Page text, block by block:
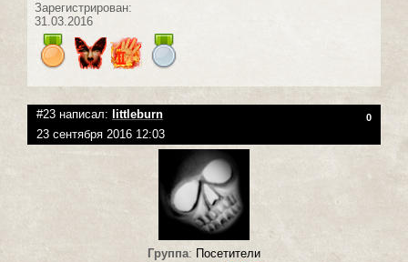
Зарегистрирован:
31.03.2016
#23 написал: littleburn 0
23 сентября 2016 12:03
Группа: Посетители